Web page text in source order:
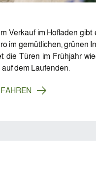
Verkauf im Hofladen gibt
im gemütlichen, grünen
die Türen im Frühjahr
auf dem Laufenden.